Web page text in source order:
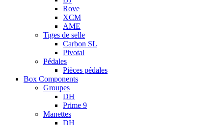
Rove
XCM
AME
Tiges de selle
Carbon SL
Pivotal
Pédales
Pièces pédales
Box Components
Groupes
DH
Prime 9
Manettes
DH